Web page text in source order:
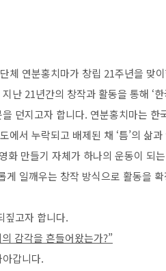
체 연분홍치마가 창립 21주년을 맞
난 21년간의 창작과 활동을 통해 ‘한
던지고자 합니다. 연분홍치마는 한
에서 누락되고 배제된 채 ‘틈’의 삶
화 만들기 자체가 하나의 운동이 되
일깨우는 창작 방식으로 활동을
짚고자 합니다.
감각을 흔들어왔는가?”
갑니다.